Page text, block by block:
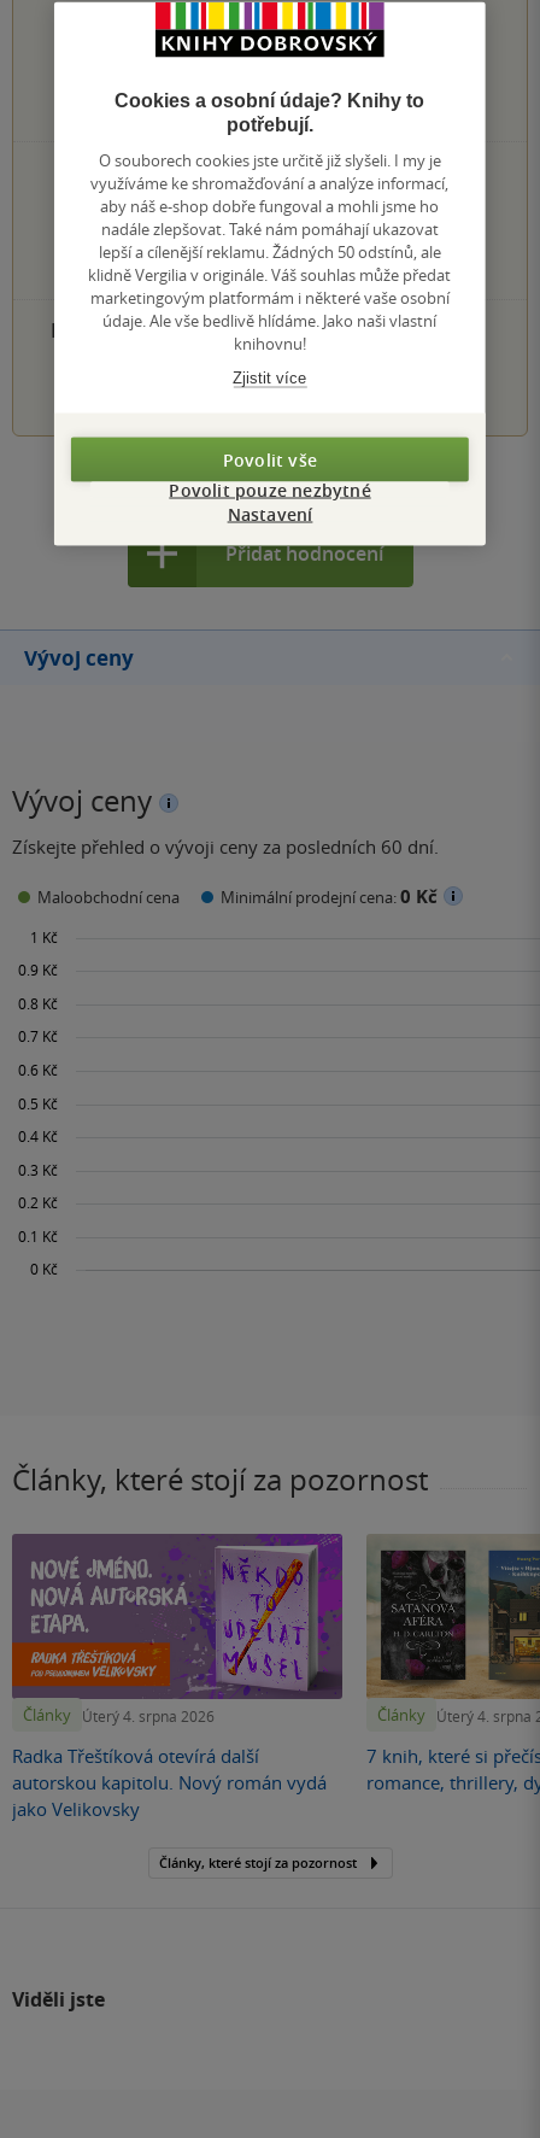
0.0z5
0hodnocení čtenářů
5 hvězdiček
0×
4 hvězdičky
0×
3 hvězdičky
0×
2 hvězdičky
0×
1 hvezdička
PŘIDEJTE SVÉ HODNOCENÍ PRODUKTU
3 4 5
Zobrazit všechna hodnocení
Přidat hodnocení
Vývoj ceny
Vývoj ceny
Získejte přehled o vývoji ceny za posledních 60 dní.
Maloobchodní cena Minimální prodejní cena:0 Kč
Články, které stojí za pozornost
Články Úterý 4. srpna 2026
Radka Třeštíková otevírá další
autorskou kapitolu. Nový román vydá
jako Velikovsky
Články Úterý 4. srpna
7 knih, které si
romance, thrillery,
Články, které stojí za pozornost
Viděli jste
Cookies a osobní údaje? Knihy to
potřebují.
O souborech cookies jste určitě již slyšeli. I my je
využíváme ke shromažďování a analýze informací,
aby náš e-shop dobře fungoval a mohli jsme ho
nadále zlepšovat. Také nám pomáhají ukazovat
lepší a cílenější reklamu. Žádných 50 odstínů, ale
klidně Vergilia v originále. Váš souhlas může předat
marketingovým platformám i některé vaše osobní
údaje. Ale vše bedlivě hlídáme. Jako naši vlastní
knihovnu!
Zjistit více
Povolit vše
Povolit pouze nezbytné
Nastavení